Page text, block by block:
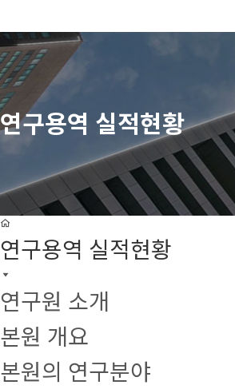
연구용역 실적현황
연구용역 실적현황
연구원 소개
본원 개요
본원의 연구분야